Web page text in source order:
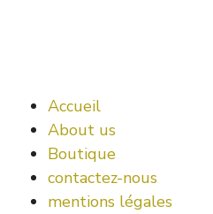
Accueil
About us
Boutique
contactez-nous
mentions légales